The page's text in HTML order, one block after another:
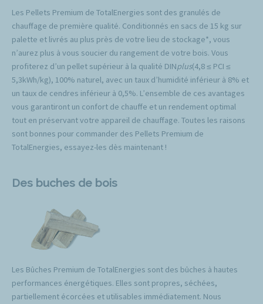
Les Pellets Premium de TotalEnergies sont des granulés de
chauffage de première qualité. Conditionnés en sacs de 15 kg sur
palette et livrés au plus près de votre lieu de stockage*, vous
n’aurez plus à vous soucier du rangement de votre bois. Vous
profiterez d’un pellet supérieur à la qualité DINplus(4,8 ≤ PCI ≤
5,3kWh/kg), 100% naturel, avec un taux d’humidité inférieur à 8% et
un taux de cendres inférieur à 0,5%. L’ensemble de ces avantages
vous garantiront un confort de chauffe et un rendement optimal
tout en préservant votre appareil de chauffage. Toutes les raisons
sont bonnes pour commander des Pellets Premium de
TotalEnergies, essayez-les dès maintenant !
Des buches de bois
Les Bûches Premium de TotalEnergies sont des bûches à hautes
performances énergétiques. Elles sont propres, séchées,
partiellement écorcées et utilisables immédiatement. Nous